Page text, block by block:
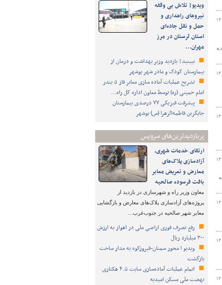
ویدیو| تلاش بی وقفه
نیروهای راهداری و
حمل و نقل جاده‌ای
استان لرستان در مرز
مهران…
ببینید| بازدید وزیر بهداشت و درمان از
بیمارستان کودک و مادر شهر بوشهر
تشریح عملیات آماده سازی معابر فاز ۵ بندر
امام خمینی (ره) توسط معاون اداره کل راه…
پیشرفت فیزیکی ۷۷ درصدی بیمارستان
جایگزین فاطمه‌الزهرا (س) بوشهر
پربازدیدترین‌های سرویس
ارتقای خدمات شهری،
آزادسازی پلاک‌های
معارض و تعریض معابر
بافت فرسوده صالحیه
معاون وزیر راه و شهرسازی در بازدید از
پروژه‌های آزادسازی پلاک‌های معارض و بازگشایی
معابر شهر صالحیه در جنوب‌غرب…
رفع تصرف فوری اراضی ملی در اهواز به ارزش
۳۰۰ میلیارد ریال
ویدیو ا محور سمنان-فیروزکوه به مدار ساخت
بازگشت
اتمام عملیات آماده‌سازی سایت ۴.۵ هکتاری
نهضت ملی مسکن امیدیه